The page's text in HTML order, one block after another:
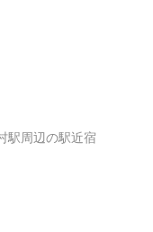
駅周辺の駅近宿